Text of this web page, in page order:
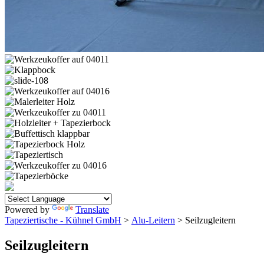
Powered by
Translate
Tapeziertische - Kühnel GmbH > Alu-Leitern > Seilzugleitern
Seilzugleitern